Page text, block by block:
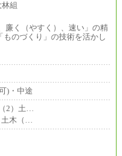
廉く（やすく）、速い」の精
のづくり」の技術を活かし
)・中途
2）土…
土木（…